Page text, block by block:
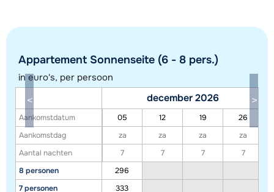
Toon alle accommodaties in dit gebied
Deze kaart geeft een indicatie van de ligging van onze accommodaties. De
exacte locatie kan enigszins afwijken.
Appartement Sonnenseite (6 - 8 pers.)
in euro's, per persoon
Aankomstdatum
Aankomstdag
Aantal nachten
8 personen
7 personen
december 2026
05 12 19
26
za
za za
za
7
7 7
7
296
333